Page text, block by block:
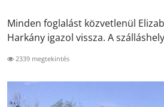
Minden foglalást közvetlenül
Harkány igazol vissza. A
2339 megtekintés